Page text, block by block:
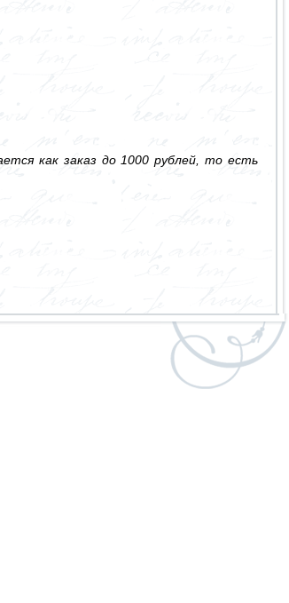
как заказ до 1000 рублей, то есть